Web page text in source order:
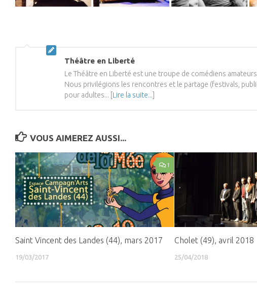
Théâtre en Liberté
Le Théâtre en Liberté est une troupe de comédiens
Nous privilégions les rencontres et le partage (festivals,
pour adultes... [ Lire la suite...
VOUS AIMEREZ AUSSI...
1
Saint Vincent des Landes (44), mars 2017
19/03/2017
Cholet (49), avril 2018
25/04/2018